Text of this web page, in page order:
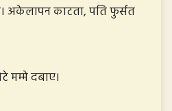
अकेलापन काटता, पति फुर्सत
मम्मे दबाए।